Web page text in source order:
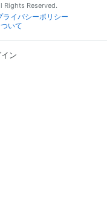
Rights Reserved.
ライバシーポリシー
いて
ン